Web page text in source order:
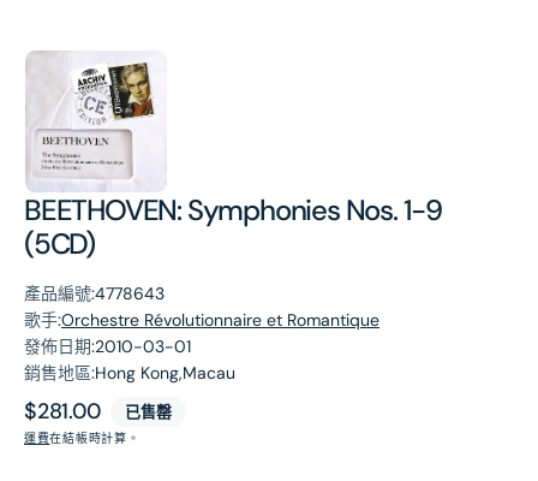
BEETHOVEN: Symphonies Nos. 1-9
(5CD)
產品編號:4778643
歌手:Orchestre Révolutionnaire et Romantique
發佈日期:2010-03-01
銷售地區:Hong Kong,Macau
原
價
$281.00 已售罄
運費在結帳時計算。